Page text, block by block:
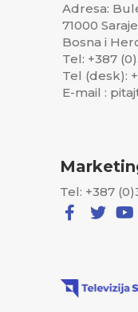
Adresa:
71000
Bosna i
Tel: +387
Tel (desk):
E-mail :
Tel: +387